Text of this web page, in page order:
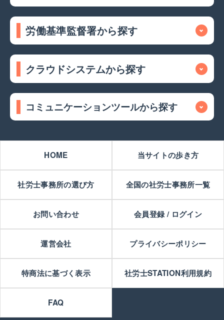
労働基準監督署から探す
クラウドシステムから探す
コミュニケーションツールから探す
HOME 当サイトの歩き方
社労士事務所の選び方 全国の社労士事務所一覧
お問い合わせ 会員登録 / ログイン
運営会社 プライバシーポリシー
特商法に基づく表示 社労士STATION利用規約
FAQ